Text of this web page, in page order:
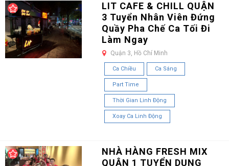
LIT CAFE & CHILL QUẬN
3 Tuyển Nhân Viên Đứng
Quầy Pha Chế Ca Tối Đi
Làm Ngay
Quận 3, Hồ Chí Minh
Ca Chiều Ca Sáng
Part Time
Thời Gian Linh Động
Xoay Ca Linh Động
NHÀ HÀNG FRESH MIX
QUẬN 1 TUYỂN DỤNG